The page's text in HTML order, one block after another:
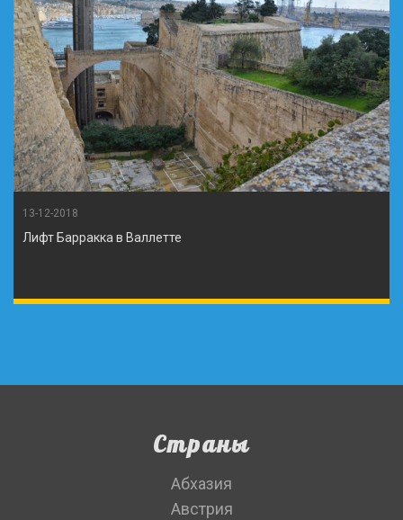
13-12-2018
Лифт Барракка в Валлетте
Страны
Абхазия
Австрия